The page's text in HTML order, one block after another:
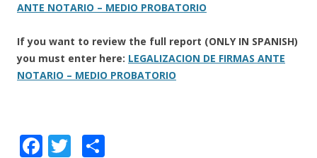
ANTE NOTARIO – MEDIO PROBATORIO
If you want to review the full report (ONLY IN SPANISH)
you must enter here: LEGALIZACION DE FIRMAS ANTE
NOTARIO – MEDIO PROBATORIO
F T